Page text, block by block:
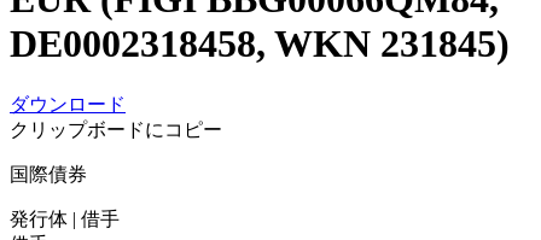
DE0002318458, WKN 231845)
ダウンロード
クリップボードにコピー
国際債券
発行体 | 借手